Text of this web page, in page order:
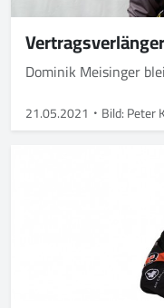
Dominik Meisinger
21.05.2021 Bild: Peter